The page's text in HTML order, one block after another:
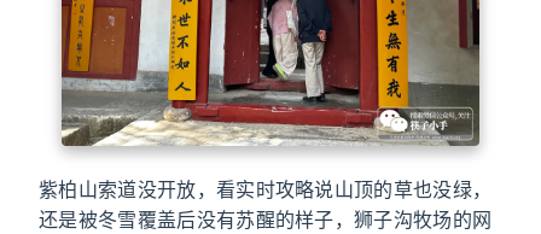
紫柏山索道没开放，看实时攻略说山顶的草也没绿，
还是被冬雪覆盖后没有苏醒的样子，狮子沟牧场的网